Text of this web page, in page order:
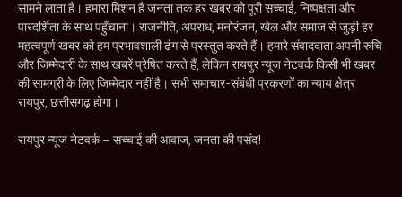
सामने लाता है। हमारा मिशन है जनता तक हर खबर को पूरी सच्चाई, निष्पक्षता और
पारदर्शिता के साथ पहुँचाना। राजनीति, अपराध, मनोरंजन, खेल और समाज से जुड़ी हर
महत्वपूर्ण खबर को हम प्रभावशाली ढंग से प्रस्तुत करते हैं। हमारे संवाददाता अपनी रुचि
और जिम्मेदारी के साथ खबरें प्रेषित करते हैं, लेकिन रायपुर न्यूज नेटवर्क किसी भी खबर
की सामग्री के लिए जिम्मेदार नहीं है। सभी समाचार-संबंधी प्रकरणों का न्याय क्षेत्र
रायपुर, छत्तीसगढ़ होगा।
रायपुर न्यूज नेटवर्क – सच्चाई की आवाज, जनता की पसंद!